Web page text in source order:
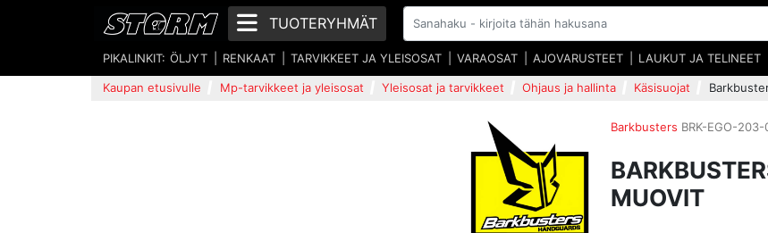
TUOTERYHMÄT
PIKALINKIT: ÖLJYT RENKAAT TARVIKKEET JA YLEISOSAT VARAOSAT AJOVARUSTEET LAUKUT JA TELINEET
Kaupan etusivulle Mp-tarvikkeet ja yleisosat Yleisosat ja tarvikkeet Ohjaus ja hallinta Käsisuojat
Barkbusters BRK-EGO-
MUOVIT